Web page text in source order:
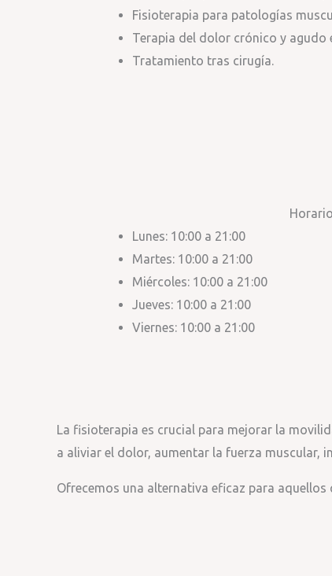
Fisioterapia para patologías
Terapia del dolor crónico y agudo
Tratamiento tras cirugía.
Horario
Lunes: 10:00 a 21:00
Martes: 10:00 a 21:00
Miércoles: 10:00 a 21:00
Jueves: 10:00 a 21:00
Viernes: 10:00 a 21:00
La fisioterapia es crucial para mejorar la
a aliviar el dolor, aumentar la fuerza muscular,
Ofrecemos una alternativa eficaz para